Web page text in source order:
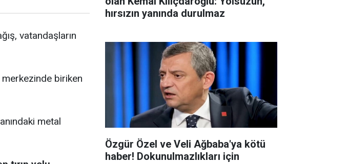
vatandaşların
biriken
metal
hırsızın yanında durulmaz
Özgür Özel ve Veli Ağbaba'ya kötü
haber! Dokunulmazlıkları için